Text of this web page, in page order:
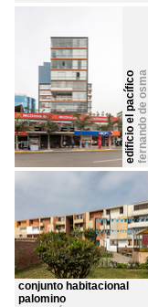
edificio el pacíficofernando de osma
conjunto habitacional
palomino